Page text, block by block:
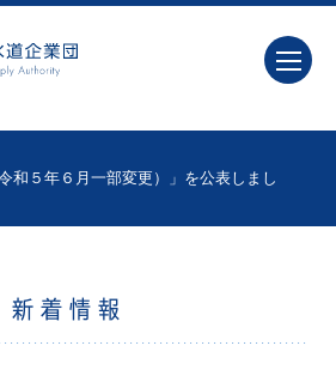
和５年６月一部変更）」を公表しまし
新着情報